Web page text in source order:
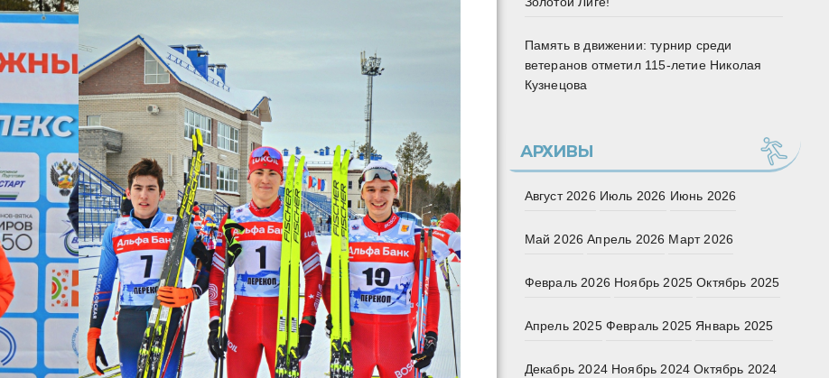
Память в движении: турнир среди
ветеранов отметил 115‑летие Николая
Кузнецова
АРХИВЫ
Август 2026 Июль 2026 Июнь 2026
Май 2026 Апрель 2026 Март 2026
Февраль 2026 Ноябрь 2025 Октябрь 2025
Апрель 2025 Февраль 2025 Январь 2025
Декабрь 2024 Ноябрь 2024 Октябрь 2024